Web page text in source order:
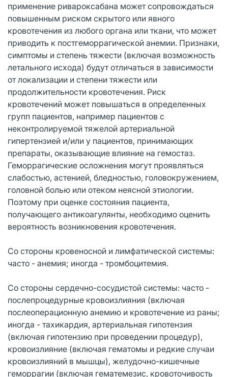
применение ривароксабана может сопровождаться
повышенным риском скрытого или явного
кровотечения из любого органа или ткани, что может
приводить к постгеморрагической анемии. Признаки,
симптомы и степень тяжести (включая возможность
летального исхода) будут отличаться в зависимости
от локализации и степени тяжести или
продолжительности кровотечения. Риск
кровотечений может повышаться в определенных
групп пациентов, например пациентов с
неконтролируемой тяжелой артериальной
гипертензией и/или у пациентов, принимающих
препараты, оказывающие влияние на гемостаз.
Геморрагические осложнения могут проявляться
слабостью, астенией, бледностью, головокружением,
головной болью или отеком неясной этиологии.
Поэтому при оценке состояния пациента,
получающего антикоагулянты, необходимо оценить
вероятность возникновения кровотечения.
Со стороны кровеносной и лимфатической системы:
часто - анемия; иногда - тромбоцитемия.
Со стороны сердечно-сосудистой системы: часто -
послепроцедурные кровоизлияния (включая
послеоперационную анемию и кровотечение из раны;
иногда - тахикардия, артериальная гипотензия
(включая гипотензию при проведении процедур),
кровоизлияние (включая гематомы и редкие случаи
кровоизлияний в мышцы), желудочно-кишечные
геморрагии (включая гематемезис, кровоточивость